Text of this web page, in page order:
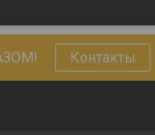
Контакты